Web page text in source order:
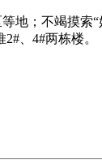
；不竭摸索“
、4#两栋楼。